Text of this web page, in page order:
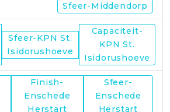
Sfeer-Middendorp
Sfeer-KPN St.
Isidorushoeve
Capaciteit-
KPN St.
Isidorushoeve
Finish-
Enschede
Herstart
Sfeer-
Enschede
Herstart